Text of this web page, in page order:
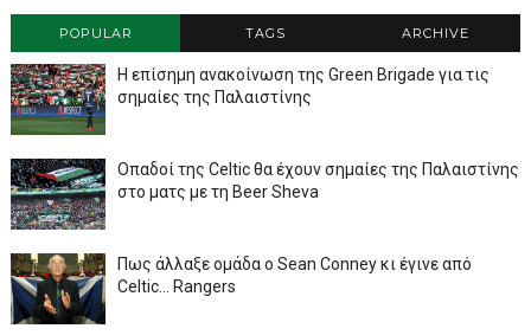
POPULAR TAGS ARCHIVE
Η επίσημη ανακοίνωση της Green Brigade για τις
σημαίες της Παλαιστίνης
Οπαδοί της Celtic θα έχουν σημαίες της Παλαιστίνης
στο ματς με τη Beer Sheva
Πως άλλαξε ομάδα ο Sean Conney κι έγινε από
Celtic... Rangers